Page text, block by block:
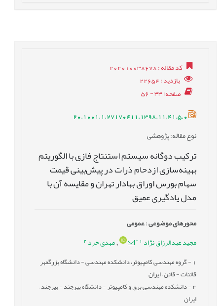
کد مقاله: 202010038678
بازدید: 22654
صفحه: 33 - 56
20.1001.1.27170411.1398.11.41.5.0
نوع مقاله: پژوهشی
ترکیب دوگانه سیستم استنتاج فازی با الگوریتم
بهینه‌‌سازی ازدحام ذرات در پیش‌بینی قیمت
سهام بورس اوراق بهادار تهران و مقایسه آن با
مدل یادگیری عمیق
محورهای موضوعی:عمومى
مجید عبدالرزاق نژاد *
,مهدی خرد 2
- گروه مهندسی کامپیوتر، دانشکده مهندسی - دانشگاه بزرگمهر
قائنات - قائن – ایران
2- دانشکده مهندسی برق و کامپیوتر - دانشگاه بیرجند - بیرجند –
ایران